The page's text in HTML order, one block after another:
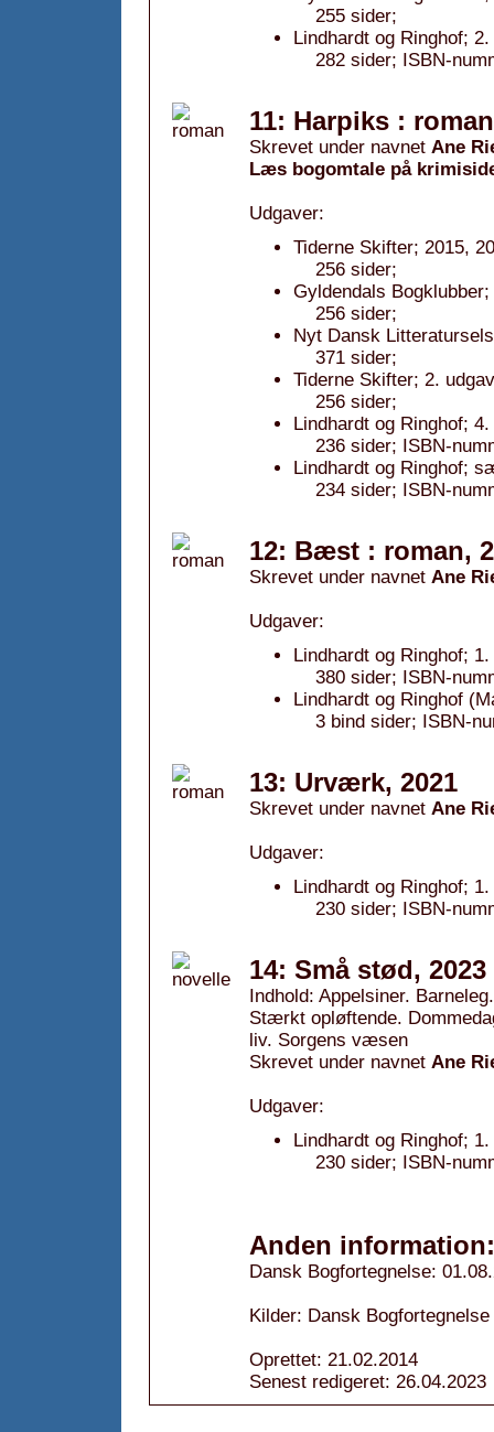
255 sider;
Lindhardt og Ringhof;
282 sider; ISBN-
11: Harpiks :
Skrevet under navnet Ane
Læs bogomtale på
Udgaver:
Tiderne Skifter; 2015,
256 sider;
Gyldendals
256 sider;
Nyt Dansk
371 sider;
Tiderne Skifter; 2.
256 sider;
Lindhardt og Ringhof;
236 sider; ISBN-
Lindhardt og Ringhof;
234 sider; ISBN-
12: Bæst : roman,
Skrevet under navnet Ane
Udgaver:
Lindhardt og Ringhof;
380 sider; ISBN-
Lindhardt og Ringhof
3 bind sider; ISBN-
13: Urværk, 2021
Skrevet under navnet Ane
Udgaver:
Lindhardt og Ringhof;
230 sider; ISBN-
14: Små stød, 2023
Indhold: Appelsiner.
Stærkt opløftende.
liv. Sorgens væsen
Skrevet under navnet Ane
Udgaver:
Lindhardt og Ringhof;
230 sider; ISBN-
Anden information:
Dansk Bogfortegnelse:
Kilder: Dansk Bogfortegnelse
Oprettet: 21.02.2014
Senest redigeret: 26.04.2023